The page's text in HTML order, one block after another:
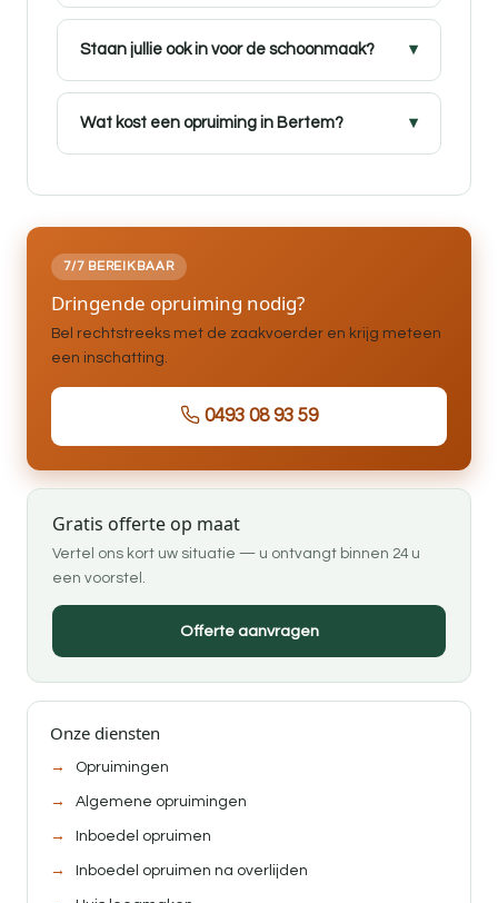
Staan jullie ook in voor de schoonmaak?
Wat kost een opruiming in Bertem?
7/7 BEREIKBAAR
Dringende opruiming nodig?
Bel rechtstreeks met de zaakvoerder en krijg meteen
een inschatting.
0493 08 93 59
Gratis offerte op maat
Vertel ons kort uw situatie — u ontvangt binnen 24 u
een voorstel.
Offerte aanvragen
Onze diensten
Opruimingen
Algemene opruimingen
Inboedel opruimen
Inboedel opruimen na overlijden